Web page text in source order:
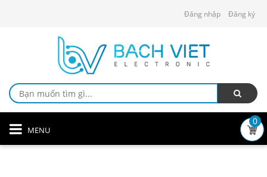
Đăng nhập Đăng ký
MENU
0